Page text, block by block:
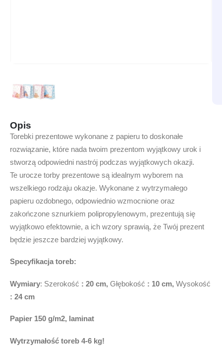
Opis
Torebki prezentowe wykonane z papieru to doskonałe
rozwiązanie, które nada twoim prezentom wyjątkowy urok i
stworzą odpowiedni nastrój podczas wyjątkowych okazji.
Te urocze torby prezentowe są idealnym wyborem na
wszelkiego rodzaju okazje. Wykonane z wytrzymałego
papieru ozdobnego, odpowiednio wzmocnione oraz
zakończone sznurkiem polipropylenowym, prezentują się
wyjątkowo efektownie, a ich wzory sprawią, że Twój prezent
będzie jeszcze bardziej wyjątkowy.
Specyfikacja toreb:
Wymiary: Szerokość : 20 cm, Głębokość : 10 cm, Wysokość
: 24 cm
Papier 150 g/m2, laminat
Wytrzymałość toreb 4-6 kg!